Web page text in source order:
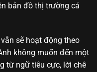
bản đồ thị trường cá
sẽ hoạt động theo
không muốn đến một
từ ngữ tiêu cực, lời chê